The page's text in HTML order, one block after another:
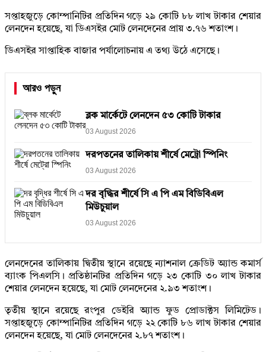
সপ্তাহজুড়ে কোম্পানিটির প্রতিদিন গড়ে ২৯ কোটি ৮৮ লাখ টাকার শেয়ার
লেনদেন হয়েছে, যা ডিএসইর মোট লেনদেনের প্রায় ৩.৭৬ শতাংশ।
ডিএসইর সাপ্তাহিক বাজার পর্যালোচনায় এ তথ্য উঠে এসেছে।
আরও পড়ুন
ব্লক মার্কেটে লেনদেন ৫৩ কোটি টাকার
03 August 2026
দরপতনের তালিকায় শীর্ষে মেট্রো স্পিনিং
03 August 2026
দর বৃদ্ধির শীর্ষে সি এ পি এম বিডিবিএল
মিউচুয়াল
03 August 2026
লেনদেনের তালিকায় দ্বিতীয় স্থানে রয়েছে ন্যাশনাল ক্রেডিট অ্যান্ড কমার্স
ব্যাংক পিএলসি। প্রতিষ্ঠানটির প্রতিদিন গড়ে ২৩ কোটি ৩০ লাখ টাকার
শেয়ার লেনদেন হয়েছে, যা মোট লেনদেনের ২.৯৩ শতাংশ।
তৃতীয় স্থানে রয়েছে রংপুর ডেইরি অ্যান্ড ফুড প্রোডাক্টস লিমিটেড।
সপ্তাহজুড়ে কোম্পানিটির প্রতিদিন গড়ে ২২ কোটি ৮৬ লাখ টাকার শেয়ার
লেনদেন হয়েছে, যা মোট লেনদেনের ২.৮৭ শতাংশ।